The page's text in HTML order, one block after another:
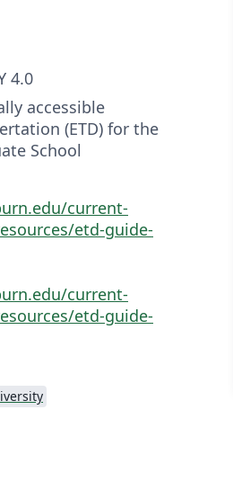
4.0
accessible
(ETD) for the
School
current-
etd-guide-
current-
etd-guide-